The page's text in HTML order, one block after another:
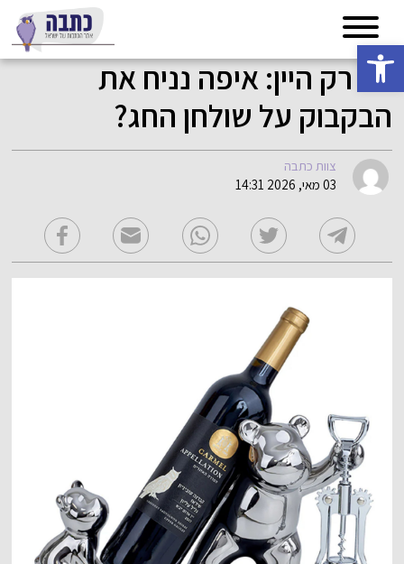
פתח סרגל נגישות
לא רק היין: איפה נניח את
הבקבוק על שולחן החג?
צוות כתבה
03 מאי, 2026 14:31